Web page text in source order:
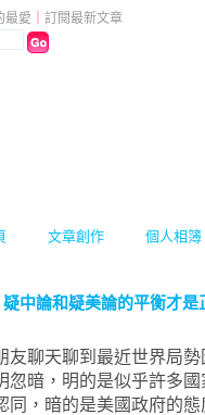
文章創作 個人相簿
最愛 訂閱最新文章
疑中論和疑美論的平衡才是
友聊天聊到最近世界局
忽暗，明的是似乎許多
同，暗的是美國政府的